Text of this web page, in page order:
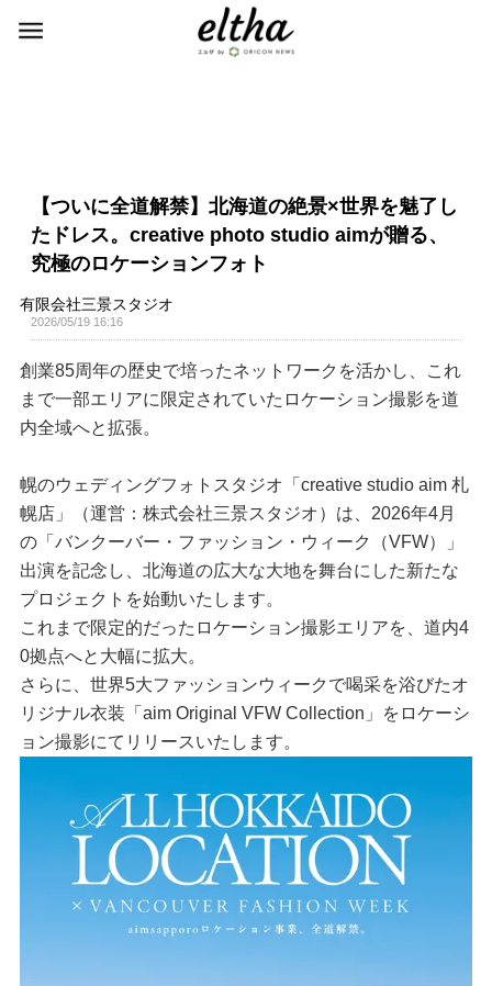
【ついに全道解禁】北海道の絶景×世界を魅了し
たドレス。creative photo studio aimが贈る、
究極のロケーションフォト
有限会社三景スタジオ
2026/05/19 16:16
創業85周年の歴史で培ったネットワークを活かし、これ
まで一部エリアに限定されていたロケーション撮影を道
内全域へと拡張。
幌のウェディングフォトスタジオ「creative studio aim 札
幌店」（運営：株式会社三景スタジオ）は、2026年4月
の「バンクーバー・ファッション・ウィーク（VFW）」
出演を記念し、北海道の広大な大地を舞台にした新たな
プロジェクトを始動いたします。
これまで限定的だったロケーション撮影エリアを、道内4
0拠点へと大幅に拡大。
さらに、世界5大ファッションウィークで喝采を浴びたオ
リジナル衣装「aim Original VFW Collection」をロケーシ
ョン撮影にてリリースいたします。